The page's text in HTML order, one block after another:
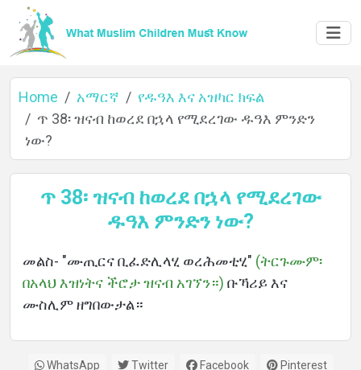
Home
Languages
Home አማርኛ
የዱዓእ እና አዝካር ክፍል
ጥ 38፡ ዝናብ ከወረደ በኋላ የሚደረገው ዱዓእ ምንድን
ነው?
ጥ 38፡ ዝናብ ከወረደ በኋላ የሚደረገው
ዱዓእ ምንድን ነው?
መልስ- "ሙጢርና ቢፈድሊላሂ ወረሕመቲሂ" (ትርጉሙም፡
በአላህ እዝነትና ችሮታ ዝናብ አገኘን።) ቡኻሪይ እና
ሙስሊም ዘግበውታል።
WhatsApp Twitter Facebook Pinterest